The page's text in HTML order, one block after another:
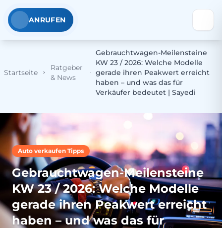
ANRUFEN
Startseite
Ratgeber
& News
Gebrauchtwagen-Meilensteine
KW 23 / 2026: Welche Modelle
gerade ihren Peakwert erreicht
haben – und was das für
Verkäufer bedeutet | Sayedi
Auto verkaufen Tipps
Gebrauchtwagen-Meilensteine
KW 23 / 2026: Welche Modelle
gerade ihren Peakwert erreicht
haben – und was das für